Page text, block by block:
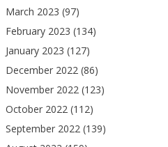
March 2023 (97)
February 2023 (134)
January 2023 (127)
December 2022(86)
November 2022(123)
October 2022(112)
September 2022(139)